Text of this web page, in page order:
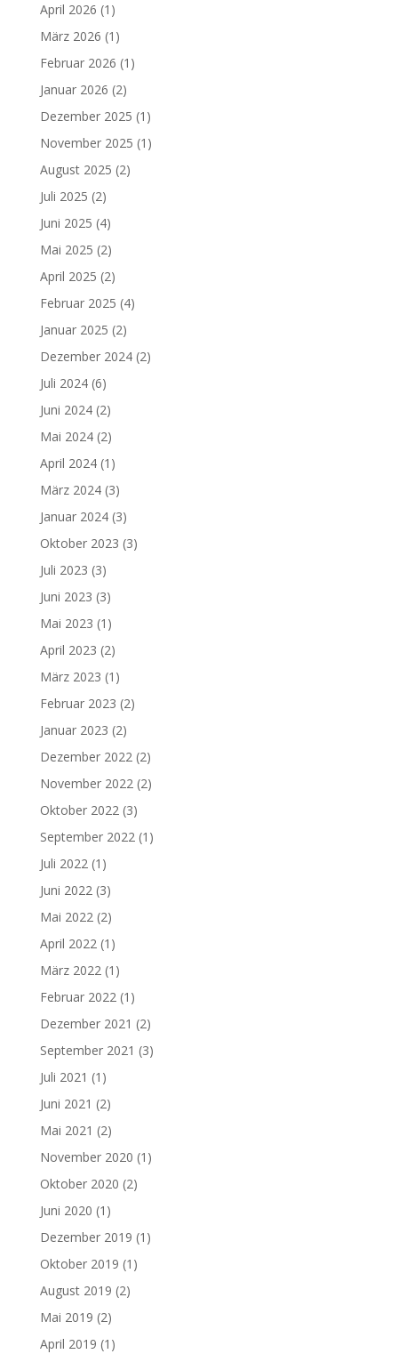
April 2026 (1)
März 2026 (1)
Februar 2026 (1)
Januar 2026 (2)
Dezember 2025 (1)
November 2025 (1)
August 2025 (2)
Juli 2025 (2)
Juni 2025 (4)
Mai 2025 (2)
April 2025 (2)
Februar 2025 (4)
Januar 2025 (2)
Dezember 2024(2)
Juli 2024(6)
Juni 2024(2)
Mai 2024(2)
April 2024(1)
März 2024(3)
Januar 2024(3)
Oktober 2023 (3)
Juli 2023 (3)
Juni 2023 (3)
Mai 2023 (1)
April 2023 (2)
März 2023 (1)
Februar 2023 (2)
Januar 2023 (2)
Dezember 2022(2)
November 2022(2)
Oktober 2022(3)
September 2022(1)
Juli 2022(1)
Juni 2022(3)
Mai 2022(2)
April 2022(1)
März 2022(1)
Februar 2022(1)
Dezember 2021 (2)
September 2021 (3)
Juli 2021 (1)
Juni 2021 (2)
Mai 2021 (2)
November 2020 (1)
Oktober 2020 (2)
Juni 2020 (1)
Dezember 2019 (1)
Oktober 2019 (1)
August 2019 (2)
Mai 2019 (2)
April 2019 (1)